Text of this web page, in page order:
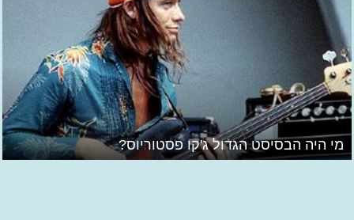
מי היה הבסיסט הגדול ג'קו פסטוריוס?